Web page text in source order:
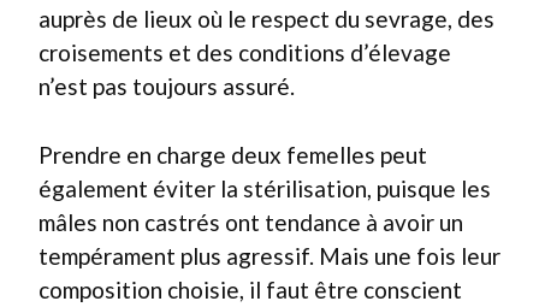
auprès de lieux où le respect du sevrage, des
croisements et des conditions d’élevage
n’est pas toujours assuré.
Prendre en charge deux femelles peut
également éviter la stérilisation, puisque les
mâles non castrés ont tendance à avoir un
tempérament plus agressif. Mais une fois leur
composition choisie, il faut être conscient